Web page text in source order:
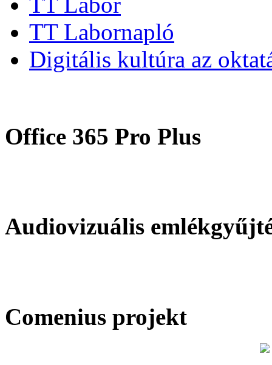
TT Labornapló
Digitális kultúra az
Office 365 Pro Plus
Audiovizuális
Comenius projekt